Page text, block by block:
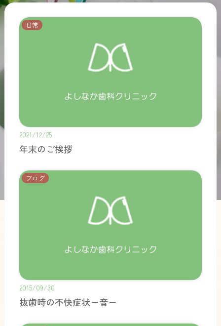
日常
2021/12/25
年末のご挨拶
ブログ
2015/09/30
抜歯時の不快症状ー音ー